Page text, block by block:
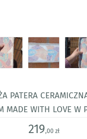
patera
Made with Love w
219,00 zł